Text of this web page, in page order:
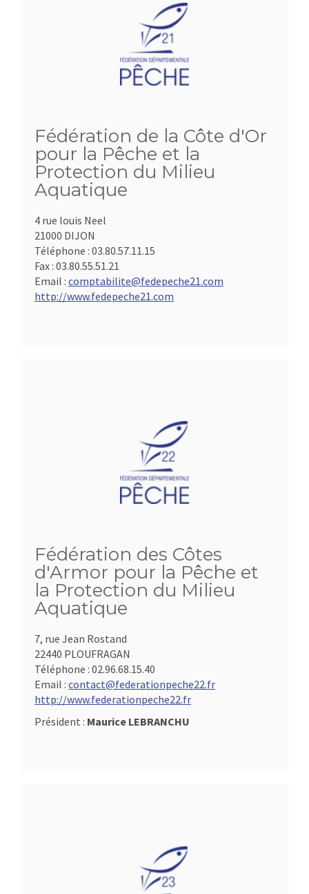
Fédération de la Côte d'Or
pour la Pêche et la
Protection du Milieu
Aquatique
4 rue louis Neel
21000 DIJON
Téléphone : 03.80.57.11.15
Fax : 03.80.55.51.21
Email : comptabilite@fedepeche21.com
http://www.fedepeche21.com
Fédération des Côtes
d'Armor pour la Pêche et
la Protection du Milieu
Aquatique
7, rue Jean Rostand
22440 PLOUFRAGAN
Téléphone : 02.96.68.15.40
Email : contact@federationpeche22.fr
http://www.federationpeche22.fr
Président : Maurice LEBRANCHU